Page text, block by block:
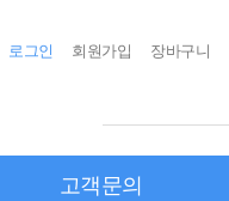
로그인 회원가입 장바구니
고객문의